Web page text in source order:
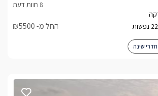
החל מ- ₪5500